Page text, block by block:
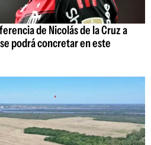
de Nicolás de la Cruz a
podrá concretar en este